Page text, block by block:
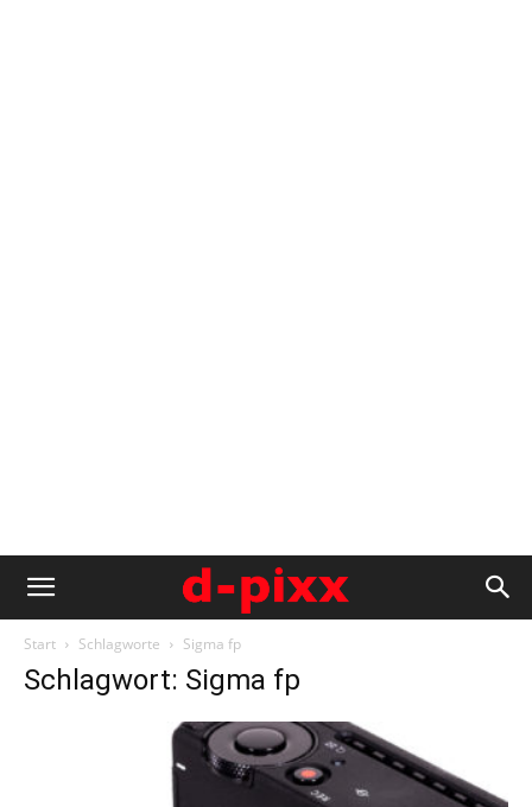
Start Schlagworte Sigma fp
Schlagwort: Sigma fp